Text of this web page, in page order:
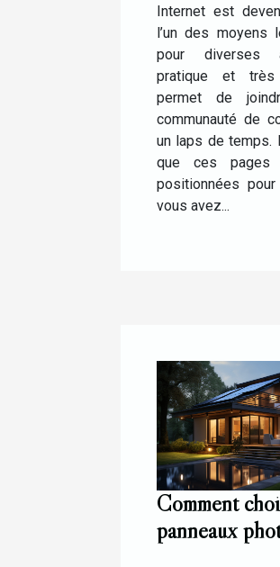
Internet est
l’un des moyens
pour diverses
pratique et très
permet de
communauté de
un laps de temps.
que ces pages
positionnées
vous avez...
Comment
panneaux